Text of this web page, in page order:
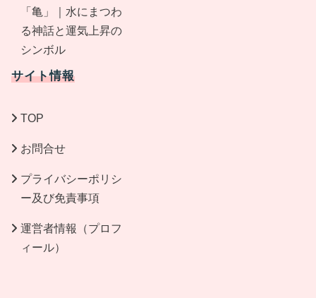
「亀」｜水にまつわ
る神話と運気上昇の
シンボル
サイト情報
TOP
お問合せ
プライバシーポリシ
ー及び免責事項
運営者情報（プロフ
ィール）